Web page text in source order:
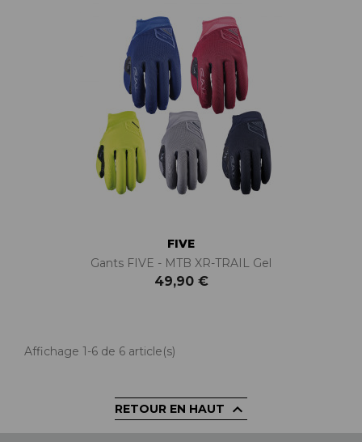
FIVE
Gants FIVE - MTB XR-TRAIL Gel
49,90 €
Affichage 1-6 de 6 article(s)
RETOUR EN HAUT 